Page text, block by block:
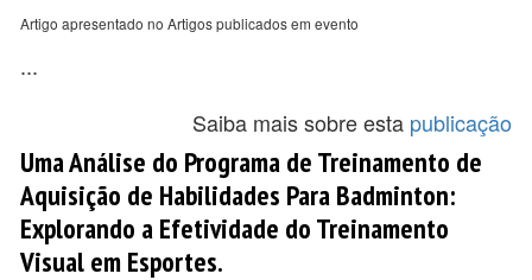
Artigo apresentado no Artigos publicados em evento
...
Saiba mais sobre esta publicação
Uma Análise do Programa de Treinamento de
Aquisição de Habilidades Para Badminton:
Explorando a Efetividade do Treinamento
Visual em Esportes.